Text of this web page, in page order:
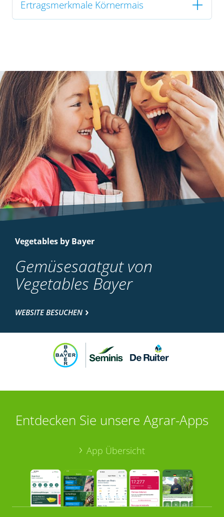
Ertragsmerkmale Körnermais
Vegetables by Bayer
Gemüsesaatgut von
Vegetables Bayer
WEBSITE BESUCHEN
Entdecken Sie unsere Agrar-Apps
App Übersicht